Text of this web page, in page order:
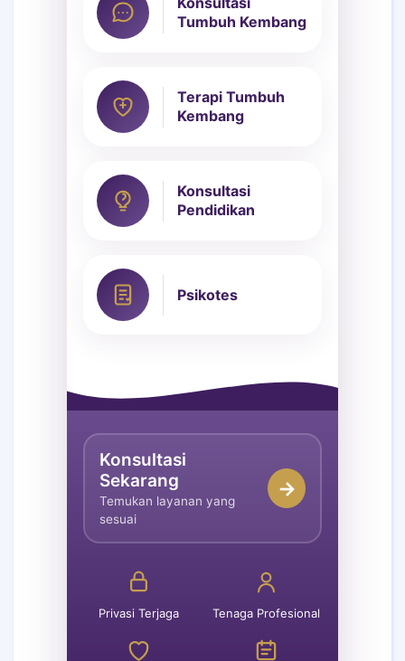
Tumbuh Kembang
Terapi Tumbuh
Kembang
Konsultasi
Pendidikan
Psikotes
Konsultasi
Sekarang
Temukan layanan yang
sesuai
→
Privasi Terjaga Tenaga Profesional